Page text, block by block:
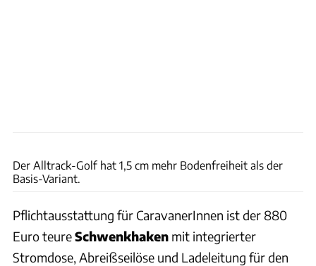
Der Alltrack-Golf hat 1,5 cm mehr Bodenfreiheit als der
Basis-Variant.
Pflichtausstattung für CaravanerInnen ist der 880
Euro teureSchwenkhaken mit integrierter
Stromdose, Abreißseilöse und Ladeleitung für den